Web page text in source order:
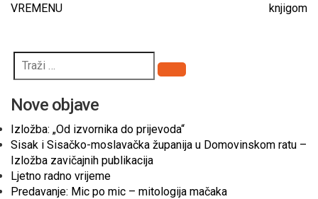
VREMENU
knjigom
Pretraži
Nove objave
Izložba: „Od izvornika do prijevoda“
Sisak i Sisačko-moslavačka županija u Domovinskom ratu –
Izložba zavičajnih publikacija
Ljetno radno vrijeme
Predavanje: Mic po mic – mitologija mačaka